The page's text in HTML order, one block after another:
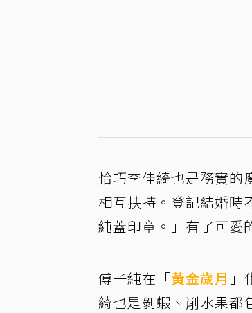
恰巧李佳綺也是務實的
相互扶持。登記結婚時
純蓋印章。」有了可愛
傅子純在「黃金歲月
綺也是剝蝦、削水果都